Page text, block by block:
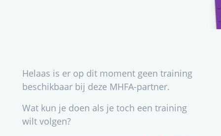
Helaas is er op dit moment geen training
beschikbaar bij deze MHFA-partner.
Wat kun je doen als je toch een training
wilt volgen?